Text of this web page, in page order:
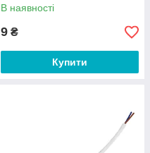
В наявності
9 ₴
Купити